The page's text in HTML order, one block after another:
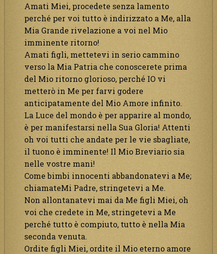
Amati Miei, procedete senza lamento
perché per voi tutto è indirizzato a Me, alla
Mia Grande rivelazione a voi nel Mio
imminente ritorno!
Amati figli, mettetevi in serio cammino
verso la Mia Patria che conoscerete prima
del Mio ritorno glorioso, perché IO vi
metterò in Me per farvi godere
anticipatamente del Mio Amore infinito.
La Luce del mondo è per apparire al mondo,
è per manifestarsi nella Sua Gloria! Attenti
oh voi tutti che andate per le vie sbagliate,
il tuono è imminente! Il Mio Breviario sia
nelle vostre mani!
Come bimbi innocenti abbandonatevi a Me;
chiamateMi Padre, stringetevi a Me.
Non allontanatevi mai da Me figli Miei, oh
voi che credete in Me, stringetevi a Me
perché tutto è compiuto, tutto è nella Mia
seconda venuta.
Ordite figli Miei, ordite il Mio eterno amore